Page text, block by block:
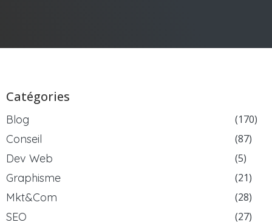
Catégories
Blog (170)
Conseil (87)
Dev Web (5)
Graphisme (21)
Mkt&Com (28)
SEO (27)